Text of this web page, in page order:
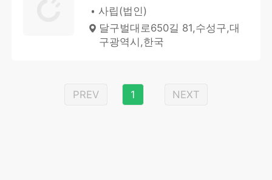
사립(법인)
달구벌대로650길 81,수성구,대
구광역시,한국
PREV 1 NEXT